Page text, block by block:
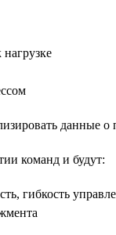
данные
команд и будут:
гибкость